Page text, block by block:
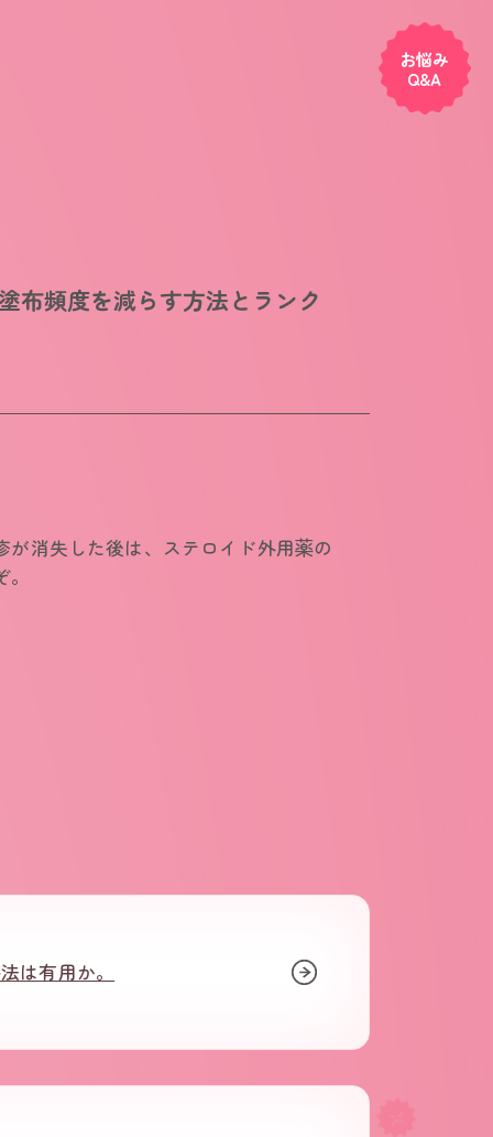
お悩み
Q&A
布頻度を減らす方法とランク
消失した後は、ステロイド外用薬の
は有用か。